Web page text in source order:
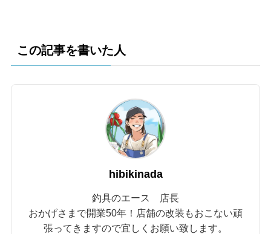
この記事を書いた人
hibikinada
釣具のエース 店長
おかげさまで開業50年！店舗の改装もおこない頑
張ってきますので宜しくお願い致します。